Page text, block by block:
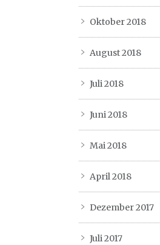
Oktober 2018
August 2018
Juli 2018
Juni 2018
Mai 2018
April 2018
Dezember 2017
Juli 2017